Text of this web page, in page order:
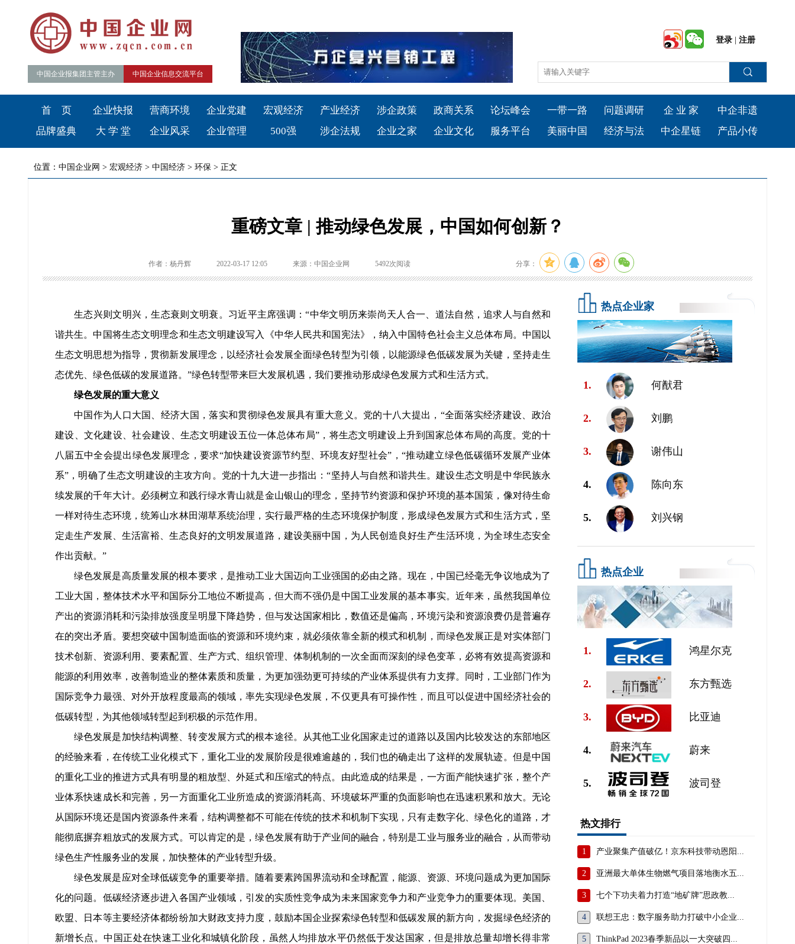
中国企业报集团主管主办 中国企业信息交流平台
登录 注册
首 页 企业快报 营商环境 企业党建 宏观经济 产业经济 涉企政策 政商关系 论坛峰会 一带一路 问题调研 企 业 家
中企非遗
品牌盛典
大 学 堂 企业风采 企业管理 500强 涉企法规 企业之家 企业文化 服务平台 美丽中国 经济与法 中企星链 产品小传
位置： 中国企业网 > 宏观经济 > 中国经济 > 环保 > 正文
重磅文章 | 推动绿色发展，中国如何创新？
作者：杨丹辉 2022-03-17 12:05 来源：中国企业网 5492次阅读 分享：
生态兴则文明兴，生态衰则文明衰。习近平主席强调：“中华文明历来崇尚天人合一、道法自然，追求人与自然和
谐共生。中国将生态文明理念和生态文明建设写入《中华人民共和国宪法》，纳入中国特色社会主义总体布局。中国以
生态文明思想为指导，贯彻新发展理念，以经济社会发展全面绿色转型为引领，以能源绿色低碳发展为关键，坚持走生
态优先、绿色低碳的发展道路。”绿色转型带来巨大发展机遇，我们要推动形成绿色发展方式和生活方式。
绿色发展的重大意义
中国作为人口大国、经济大国，落实和贯彻绿色发展具有重大意义。党的十八大提出，“全面落实经济建设、政治
建设、文化建设、社会建设、生态文明建设五位一体总体布局”，将生态文明建设上升到国家总体布局的高度。党的十
八届五中全会提出绿色发展理念，要求“加快建设资源节约型、环境友好型社会”，“推动建立绿色低碳循环发展产业体
系”，明确了生态文明建设的主攻方向。党的十九大进一步指出：“坚持人与自然和谐共生。建设生态文明是中华民族永
续发展的千年大计。必须树立和践行绿水青山就是金山银山的理念，坚持节约资源和保护环境的基本国策，像对待生命
一样对待生态环境，统筹山水林田湖草系统治理，实行最严格的生态环境保护制度，形成绿色发展方式和生活方式，坚
定走生产发展、生活富裕、生态良好的文明发展道路，建设美丽中国，为人民创造良好生产生活环境，为全球生态安全
作出贡献。”
绿色发展是高质量发展的根本要求，是推动工业大国迈向工业强国的必由之路。现在，中国已经毫无争议地成为了
工业大国，整体技术水平和国际分工地位不断提高，但大而不强仍是中国工业发展的基本事实。近年来，虽然我国单位
产出的资源消耗和污染排放强度呈明显下降趋势，但与发达国家相比，数值还是偏高，环境污染和资源浪费仍是普遍存
在的突出矛盾。要想突破中国制造面临的资源和环境约束，就必须依靠全新的模式和机制，而绿色发展正是对实体部门
技术创新、资源利用、要素配置、生产方式、组织管理、体制机制的一次全面而深刻的绿色变革，必将有效提高资源和
能源的利用效率，改善制造业的整体素质和质量，为更加强劲更可持续的产业体系提供有力支撑。同时，工业部门作为
国际竞争力最强、对外开放程度最高的领域，率先实现绿色发展，不仅更具有可操作性，而且可以促进中国经济社会的
低碳转型，为其他领域转型起到积极的示范作用。
绿色发展是加快结构调整、转变发展方式的根本途径。从其他工业化国家走过的道路以及国内比较发达的东部地区
的经验来看，在传统工业化模式下，重化工业的发展阶段是很难逾越的，我们也的确走出了这样的发展轨迹。但是中国
的重化工业的推进方式具有明显的粗放型、外延式和压缩式的特点。由此造成的结果是，一方面产能快速扩张，整个产
业体系快速成长和完善，另一方面重化工业所造成的资源消耗高、环境破坏严重的负面影响也在迅速积累和放大。无论
从国际环境还是国内资源条件来看，结构调整都不可能在传统的技术和机制下实现，只有走数字化、绿色化的道路，才
能彻底摒弃粗放式的发展方式。可以肯定的是，绿色发展有助于产业间的融合，特别是工业与服务业的融合，从而带动
绿色生产性服务业的发展，加快整体的产业转型升级。
绿色发展是应对全球低碳竞争的重要举措。随着要素跨国界流动和全球配置，能源、资源、环境问题成为更加国际
化的问题。低碳经济逐步进入各国产业领域，引发的实质性竞争成为未来国家竞争力和产业竞争力的重要体现。美国、
欧盟、日本等主要经济体都纷纷加大财政支持力度，鼓励本国企业探索绿色转型和低碳发展的新方向，发掘绿色经济的
新增长点。中国正处在快速工业化和城镇化阶段，虽然人均排放水平仍然低于发达国家，但是排放总量却增长得非常
热点企业家
1. 何猷君
2. 刘鹏
3. 谢伟山
4. 陈向东
5. 刘兴钢
热点企业
1. 鸿星尔克
2. 东方甄选
3. 比亚迪
4. 蔚来
5. 波司登
热文排行
1 产业聚集产值破亿！京东科技带动恩阳...
2 亚洲最大单体生物燃气项目落地衡水五...
3 七个下功夫着力打造“地矿牌”思政教...
4 联想王忠：数字服务助力打破中小企业...
5 ThinkPad 2023春季新品以一大突破四...